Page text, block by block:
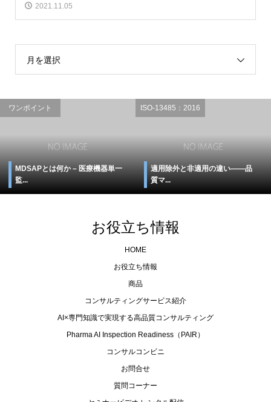
2021.11.05
月を選択
ワンポイント
MDSAPとは何か – 医療機器単一
監...
ISO-13485：2016
適用除外と非適用の違い――品
質マ...
お役立ち情報
HOME
お役立ち情報
商品
コンサルティングサービス紹介
AI×専門知識で実現する高品質コンサルティング
Pharma AI Inspection Readiness（PAIR）
コンサルコンビニ
お問合せ
質問コーナー